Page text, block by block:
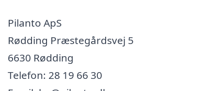
Pilanto ApS
Rødding Præstegårdsvej 5
6630 Rødding
Telefon: 28 19 66 30